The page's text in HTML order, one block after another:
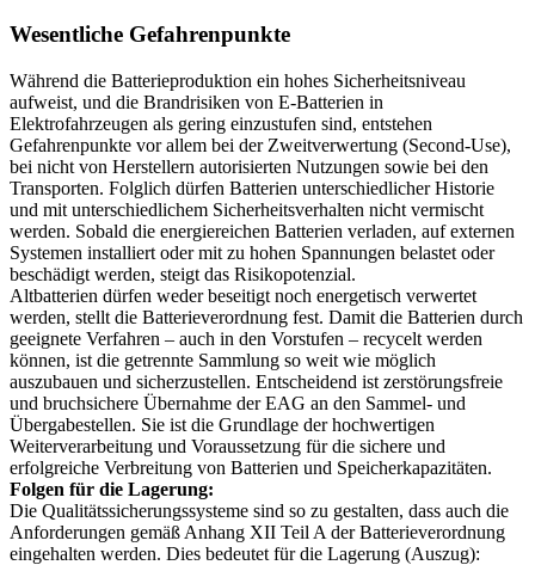
Wesentliche Gefahrenpunkte
Während die Batterieproduktion ein hohes Sicherheitsniveau
aufweist, und die Brandrisiken von E-Batterien in
Elektrofahrzeugen als gering einzustufen sind, entstehen
Gefahrenpunkte vor allem bei der Zweitverwertung (Second-Use),
bei nicht von Herstellern autorisierten Nutzungen sowie bei den
Transporten. Folglich dürfen Batterien unterschiedlicher Historie
und mit unterschiedlichem Sicherheitsverhalten nicht vermischt
werden. Sobald die energiereichen Batterien verladen, auf externen
Systemen installiert oder mit zu hohen Spannungen belastet oder
beschädigt werden, steigt das Risikopotenzial.
Altbatterien dürfen weder beseitigt noch energetisch verwertet
werden, stellt die Batterieverordnung fest. Damit die Batterien durch
geeignete Verfahren – auch in den Vorstufen – recycelt werden
können, ist die getrennte Sammlung so weit wie möglich
auszubauen und sicherzustellen. Entscheidend ist zerstörungsfreie
und bruchsichere Übernahme der EAG an den Sammel- und
Übergabestellen. Sie ist die Grundlage der hochwertigen
Weiterverarbeitung und Voraussetzung für die sichere und
erfolgreiche Verbreitung von Batterien und Speicherkapazitäten.
Folgen für die Lagerung:
Die Qualitätssicherungssysteme sind so zu gestalten, dass auch die
Anforderungen gemäß Anhang XII Teil A der Batterieverordnung
eingehalten werden. Dies bedeutet für die Lagerung (Auszug):